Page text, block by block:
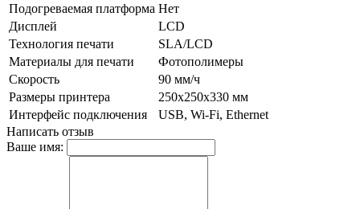
Подогреваемая платформа Нет
Дисплей
LCD
Технология печати
SLA/LCD
Материалы для печати
Фотополимеры
Скорость
90 мм/ч
Размеры принтера
250х250х330 мм
Интерфейс подключения
USB, Wi-Fi, Ethernet
Написать отзыв
Ваше имя: